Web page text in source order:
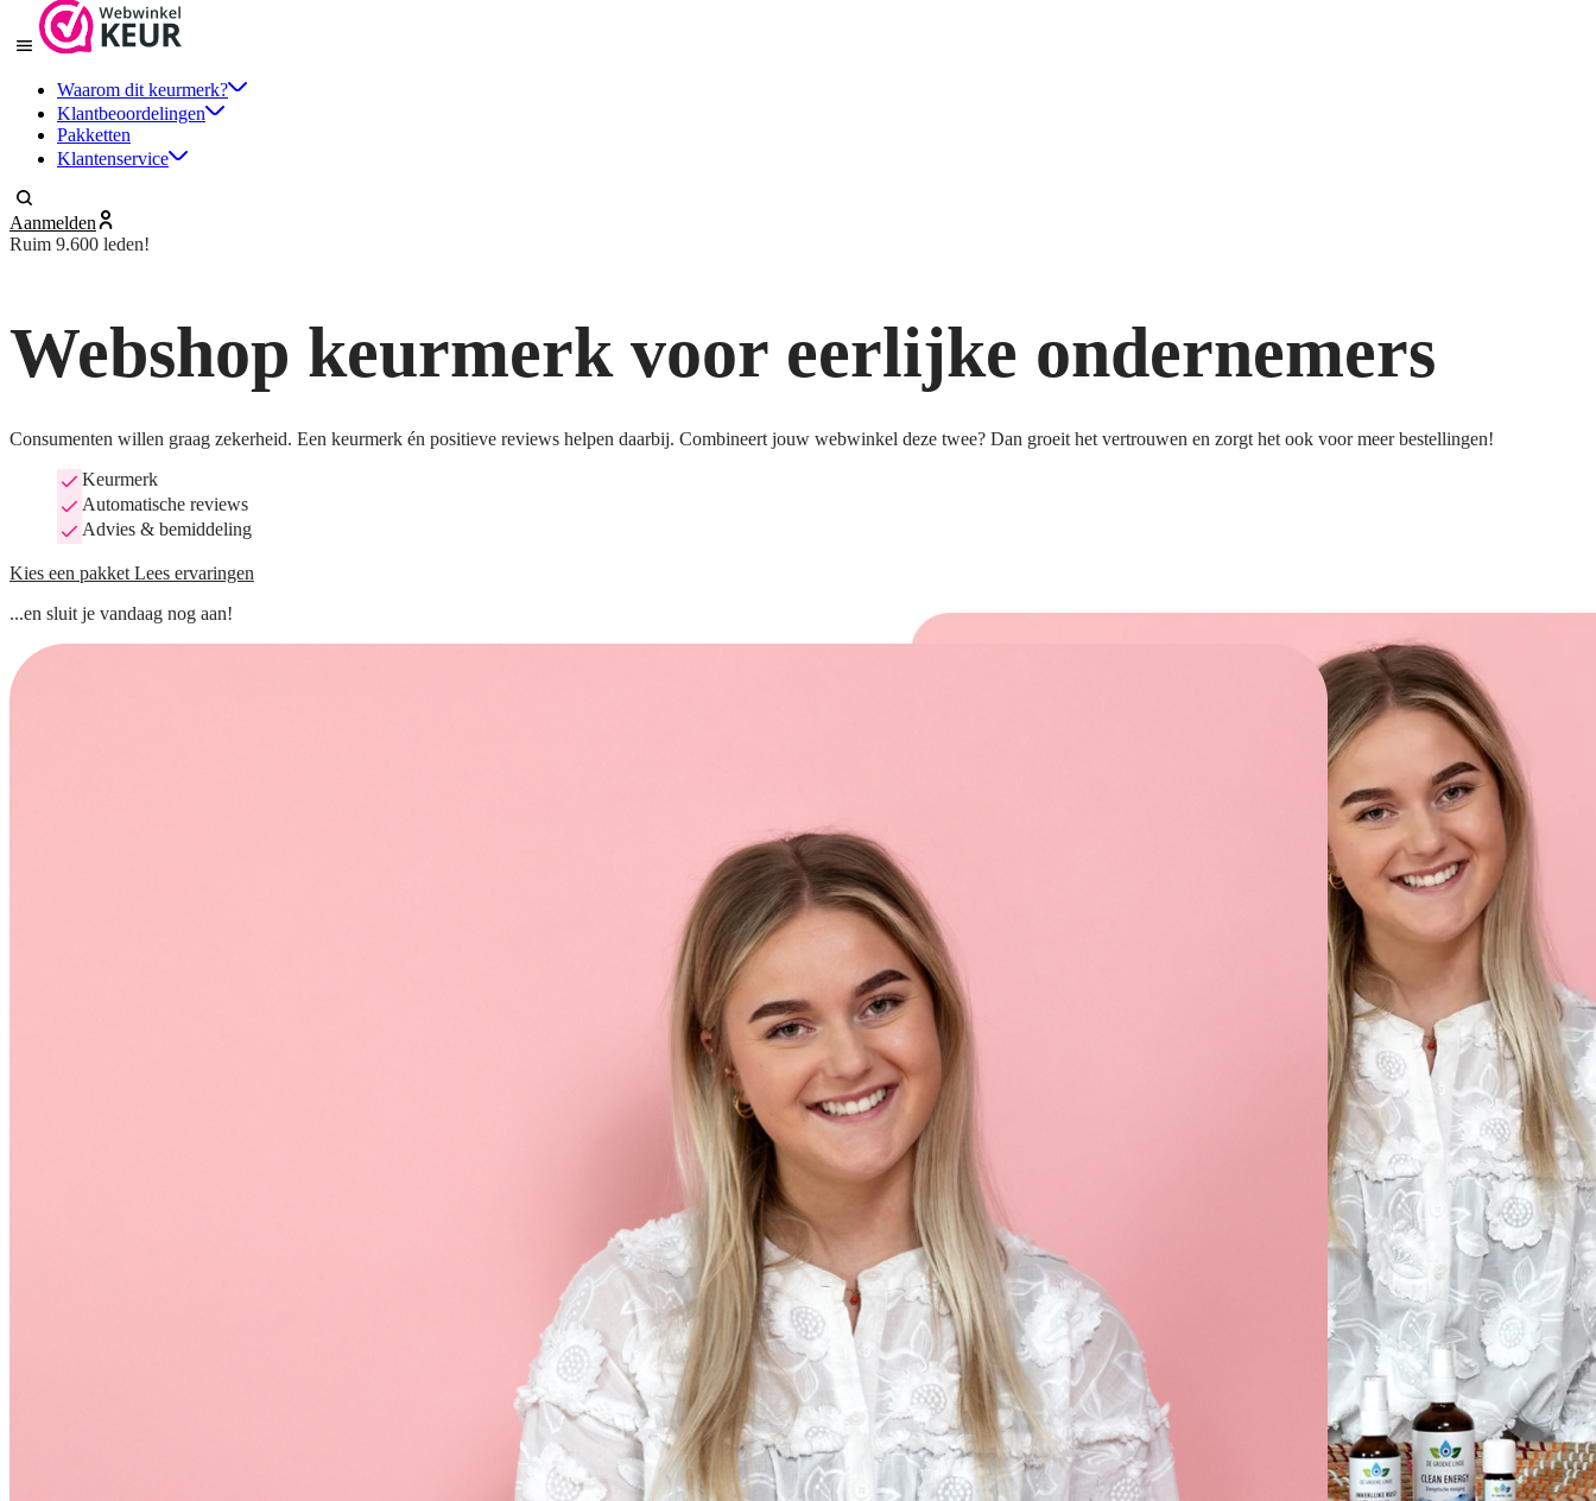
Waarom dit keurmerk?
Klantbeoordelingen
Pakketten
Klantenservice
Aanmelden
Ruim 9.600 leden!
Webshop keurmerk voor eerlijke ondernemers
Consumenten willen graag zekerheid. Een keurmerk én positieve reviews helpen daarbij. Combineert jouw webwinkel deze twee? Dan groeit het vertrouwen en zorgt het ook voor meer bestellingen!
Keurmerk
Automatische reviews
Advies & bemiddeling
Kies een pakket Lees ervaringen
...en sluit je vandaag nog aan!